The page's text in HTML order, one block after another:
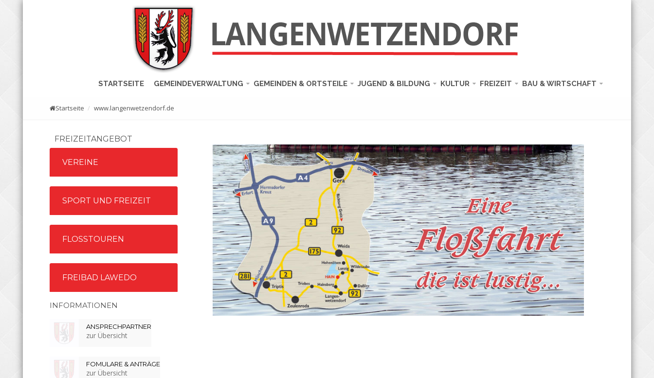
STARTSEITE GEMEINDEVERWALTUNG GEMEINDEN & ORTSTEILE JUGEND & BILDUNG KULTUR FREIZEIT BAU & WIRTSCHAFT
Startseite www.langenwetzendorf.de
FREIZEITANGEBOT
VEREINE
SPORT UND FREIZEIT
FLOSSTOUREN
FREIBAD LAWEDO
INFORMATIONEN
ANSPRECHPARTNER
zur Übersicht
FOMULARE & ANTRÄGE
zur Übersicht